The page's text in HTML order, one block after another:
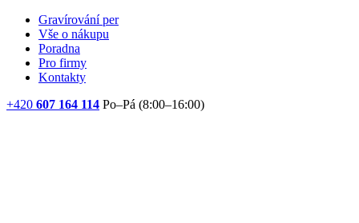
Gravírování per
Vše o nákupu
Poradna
Pro firmy
Kontakty
+420 607 164 114 Po–Pá (8:00–16:00)